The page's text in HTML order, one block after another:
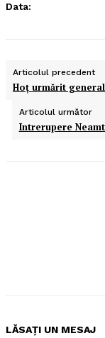
Data:
Articolul precedent
Hoţ urmărit general
Articolul următor
Intrerupere Neamt
LĂSAȚI UN MESAJ